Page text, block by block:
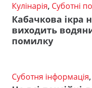
Кулінарія, Суботні
Кабачкова ікра
виходить
помилку
Суботня інформація,